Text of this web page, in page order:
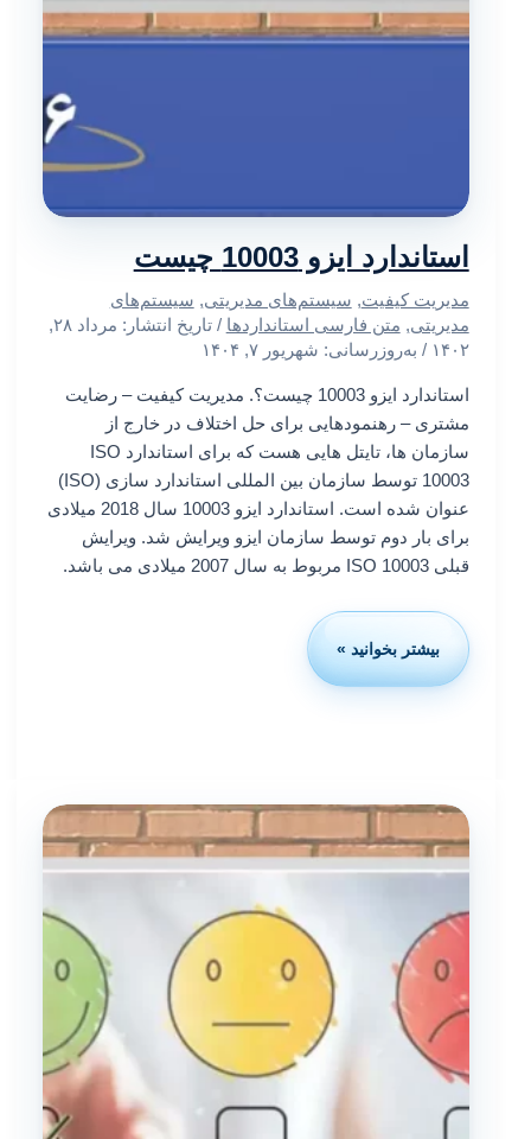
استاندارد ایزو 10003 چیست
مدیریت کیفیت,سیستم‌های مدیریتی,سیستم‌های
مدیریتی,متن فارسی استانداردها/ تاریخ انتشار:
مرداد ۲۸,
۱۴۰۲ / به‌روزرسانی: شهریور ۷, ۱۴۰۴
استاندارد ایزو 10003 چیست؟. مدیریت کیفیت – رضایت
مشتری – رهنمودهایی برای حل اختلاف در خارج از
سازمان ها، تایتل هایی هست که برای استاندارد ISO
10003 توسط سازمان بین المللی استاندارد سازی (ISO)
عنوان شده است. استاندارد ایزو 10003 سال 2018 میلادی
برای بار دوم توسط سازمان ایزو ویرایش شد. ویرایش
قبلی ISO 10003 مربوط به سال 2007 میلادی می باشد.
استاندارد
ایزو
بیشتر بخوانید »